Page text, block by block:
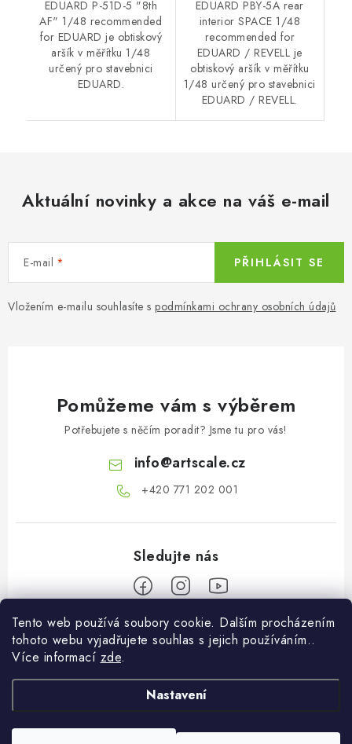
Tento web používá soubory cookie. Dalším procházením
tohoto webu vyjadřujete souhlas s jejich používáním..
Více informací zde.
Nastavení
EDUARD P-51D-5 "8th
AF" 1/48 recommended
for EDUARD je obtiskový
aršík v měřítku 1/48
určený pro stavebnici
EDUARD.
EDUARD PBY-5A rear
interior SPACE 1/48
recommended for
EDUARD / REVELL je
obtiskový aršík v měřítku
1/48 určený pro stavebnici
EDUARD / REVELL.
Aktuální novinky a akce na váš e-mail
E-mail
Vložením e-mailu souhlasíte s podmínkami ochrany osobních údajů
PŘIHLÁSIT SE
Pomůžeme vám s výběrem
Potřebujete s něčím poradit? Jsme tu pro vás!
info@artscale.cz
+420 771 202 001​
Informace pro vás
Doprava a platba
Můj účet